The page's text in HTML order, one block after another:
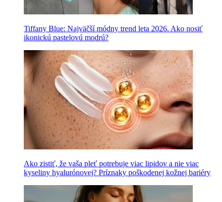
Tiffany Blue: Najväčší módny trend leta 2026. Ako nosiť
ikonickú pastelovú modrú?
Ako zistiť, že vaša pleť potrebuje viac lipidov a nie viac
kyseliny hyalurónovej? Príznaky poškodenej kožnej bariéry